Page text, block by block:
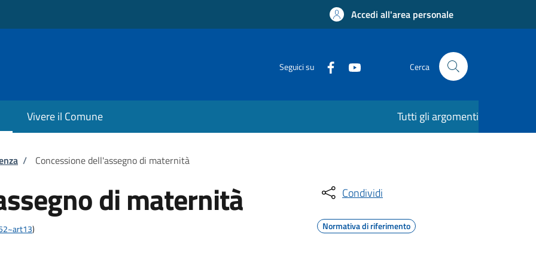
Accedi all'area personale
Seguici su Cerca
Vivere il Comune Tutti gli argomenti
/ Concessione dell'assegno di maternità
di maternità
)
Condividi
Normativa di riferimento